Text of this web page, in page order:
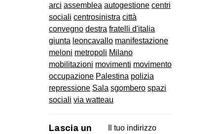
arci assemblea autogestione centri
sociali centrosinistra città
convegno destra fratelli d'italia
giunta leoncavallo manifestazione
meloni metropoli Milano
mobilitazioni movimenti movimento
occupazione Palestina polizia
repressione Sala sgombero spazi
sociali via watteau
Lascia un
Il tuo indirizzo